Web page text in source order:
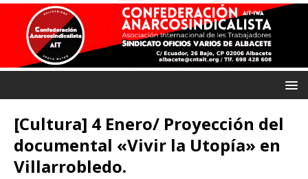
[Cultura] 4 Enero/ Proyección del
documental «Vivir la Utopía» en
Villarrobledo.